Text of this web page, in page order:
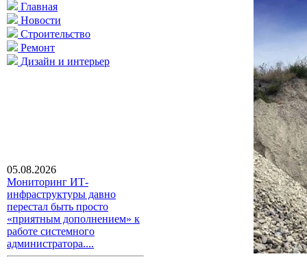
Главная
Новости
Строительство
Ремонт
Дизайн и интерьер
05.08.2026
Мониторинг ИТ-
инфраструктуры давно
перестал быть просто
«приятным дополнением» к
работе системного
администратора....